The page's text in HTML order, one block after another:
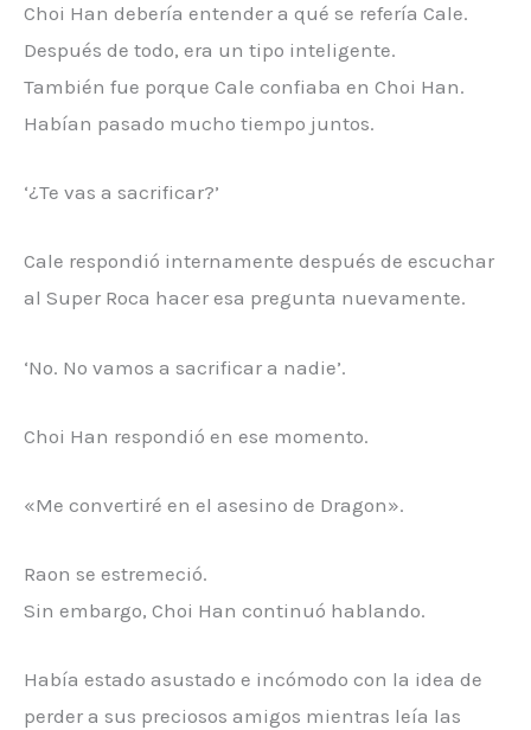
Choi Han debería entender a qué se refería Cale.
Después de todo, era un tipo inteligente.
También fue porque Cale confiaba en Choi Han.
Habían pasado mucho tiempo juntos.
‘¿Te vas a sacrificar?’
Cale respondió internamente después de escuchar
al Super Roca hacer esa pregunta nuevamente.
‘No. No vamos a sacrificar a nadie’.
Choi Han respondió en ese momento.
«Me convertiré en el asesino de Dragon».
Raon se estremeció.
Sin embargo, Choi Han continuó hablando.
Había estado asustado e incómodo con la idea de
perder a sus preciosos amigos mientras leía las